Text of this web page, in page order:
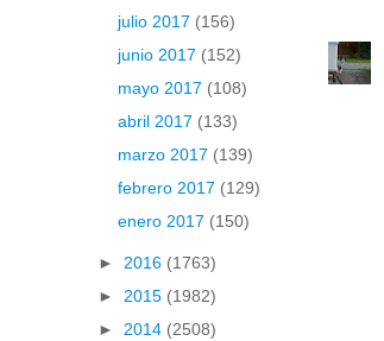
julio 2017 (156)
junio 2017 (152)
mayo 2017 (108)
abril 2017 (133)
marzo 2017 (139)
febrero 2017 (129)
enero 2017 (150)
► 2016 (1763)
► 2015 (1982)
► 2014 (2508)